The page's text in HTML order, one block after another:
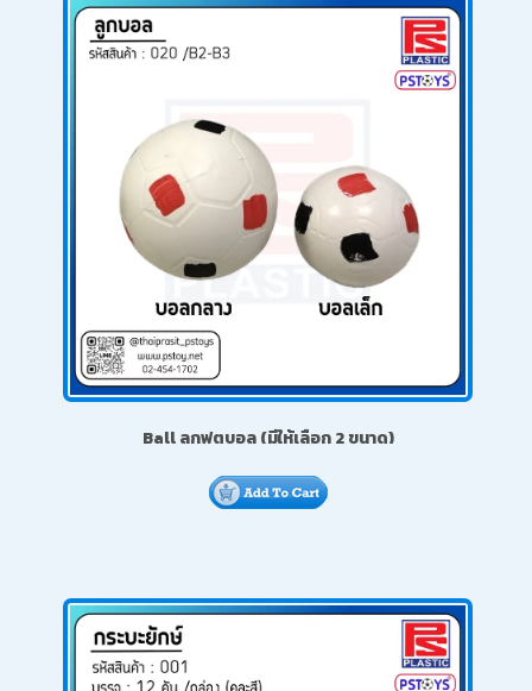
Ball ลูกฟุตบอล (มีให้เลือก 2 ขนาด)